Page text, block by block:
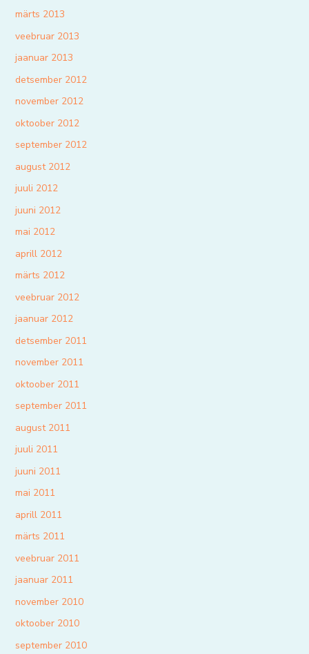
märts 2013
veebruar 2013
jaanuar 2013
detsember 2012
november 2012
oktoober 2012
september 2012
august 2012
juuli 2012
juuni 2012
mai 2012
aprill 2012
märts 2012
veebruar 2012
jaanuar 2012
detsember 2011
november 2011
oktoober 2011
september 2011
august 2011
juuli 2011
juuni 2011
mai 2011
aprill 2011
märts 2011
veebruar 2011
jaanuar 2011
november 2010
oktoober 2010
september 2010